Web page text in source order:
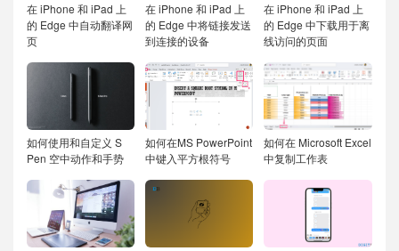
在 iPhone 和 iPad 上
的 Edge 中自动翻译网
页
在 iPhone 和 iPad 上
的 Edge 中将链接发送
到连接的设备
在 iPhone 和 iPad 上
的 Edge 中下载用于离
线访问的页面
如何使用和自定义 S
Pen 空中动作和手势
如何在MS PowerPoint
中键入平方根符号
如何在 Microsoft Excel
中复制工作表